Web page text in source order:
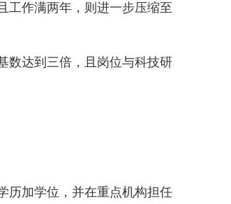
作满两年，则进一步压缩至
达到三倍，且岗位与科技研
加学位，并在重点机构担任